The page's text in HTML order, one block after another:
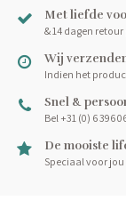
Met liefde
& 14 dagen
Wij
Indien het
Snel &
Bel +31 (0) 6 396
De mooiste
Speciaal voor jou